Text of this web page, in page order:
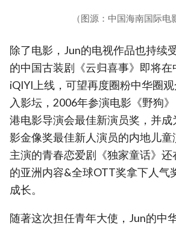
（图源：中国海南国际电
除了电影，Jun的电视作品也持续
的中国古装剧《云归喜事》即将在
iQIYI上线，可望再度圈粉中华圈
入影坛，2006年参演电影《野狗
港电影导演会最佳新演员奖，并
影金像奖最佳新人演员的内地儿童
主演的青春恋爱剧《独家童话》
的亚洲内容&全球OTT奖拿下人气
成长。
随著这次担任青年大使，Jun的中